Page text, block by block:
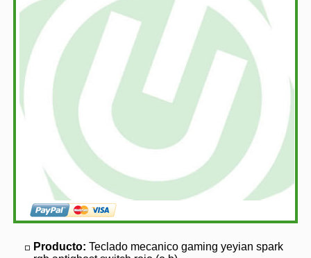
Producto: Teclado mecanico gaming yeyian spark